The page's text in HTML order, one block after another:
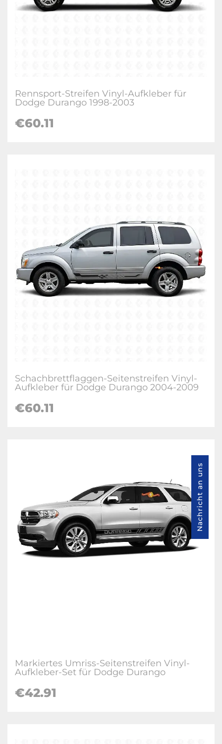
Rennsport-Streifen Vinyl-Aufkleber für
Dodge Durango 1998-2003
€60.11
Schachbrettflaggen-Seitenstreifen Vinyl-
Aufkleber für Dodge Durango 2004-2009
€60.11
Markiertes Umriss-Seitenstreifen Vinyl-
Aufkleber-Set für Dodge Durango
€42.91
Nachricht an uns